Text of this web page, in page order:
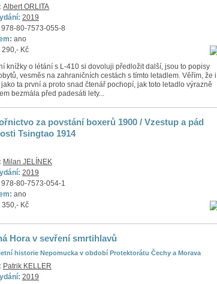
Albert ORLITA
2019
978-80-7573-055-8
ano
290,- Kč
knížky o létání s L-410 si dovoluji předložit další, jsou to popisy
vesměs na zahraničních cestách s tímto letadlem. Věřím, že i
ta první a proto snad čtenář pochopí, jak toto letadlo výrazně
bezmála před padesáti lety...
za povstání boxerů 1900 / Vzestup a pád
Tsingtao 1914
Milan JELÍNEK
2019
978-80-7573-054-1
ano
350,- Kč
Hora v sevření smrtihlavů
historie Nepomucka v období Protektorátu Čechy a Morava
Patrik KELLER
2019